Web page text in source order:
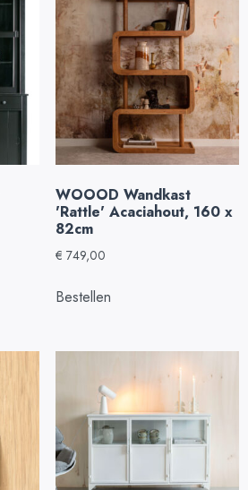
WOOOD Wandkast
'Rattle' Acaciahout, 160 x
82cm
€ 749,00
Bestellen